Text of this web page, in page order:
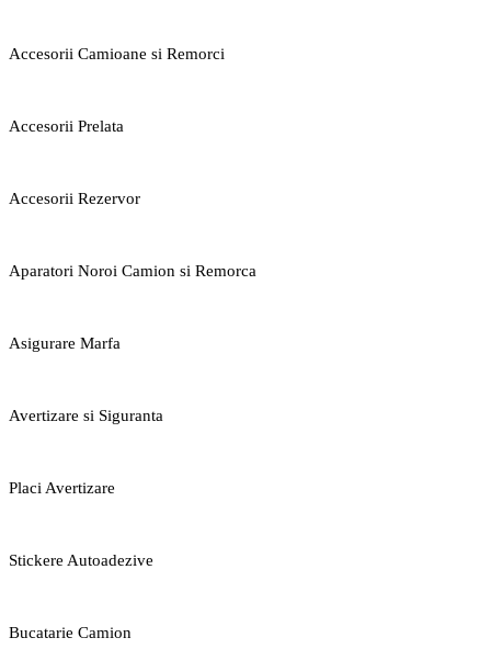
Accesorii Camioane si Remorci
Accesorii Prelata
Accesorii Rezervor
Aparatori Noroi Camion si Remorca
Asigurare Marfa
Avertizare si Siguranta
Placi Avertizare
Stickere Autoadezive
Bucatarie Camion